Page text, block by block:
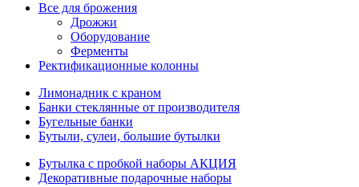
Все для брожения
Дрожжи
Оборудование
Ферменты
Ректификационные колонны
Лимонадник с краном
Банки стеклянные от производителя
Бугельные банки
Бутыли, сулеи, большие бутылки
Бутылка с пробкой наборы АКЦИЯ
Декоративные подарочные наборы